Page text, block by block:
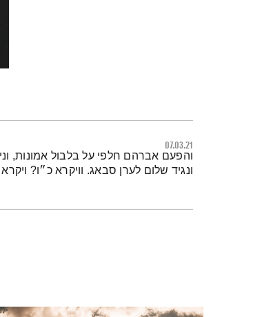
07.03.21
תמצית הפודקאסט
והפעם אברהם חלפי על בלבול אמונות,
ונגיד שלום לערן סבאג. וויקרא כ״ו? ויקרא